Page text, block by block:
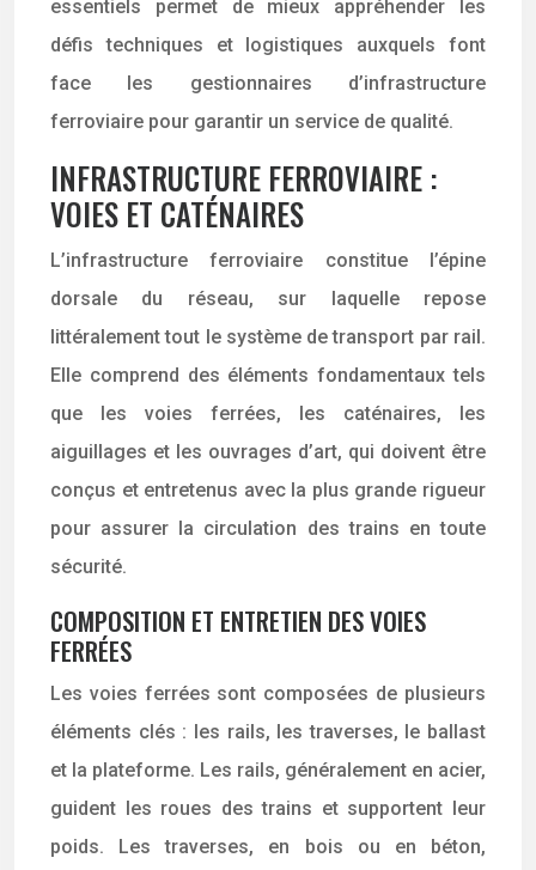
essentiels permet de mieux appréhender les
défis techniques et logistiques auxquels font
face les gestionnaires d’infrastructure
ferroviaire pour garantir un service de qualité.
INFRASTRUCTURE FERROVIAIRE :
VOIES ET CATÉNAIRES
L’infrastructure ferroviaire constitue l’épine
dorsale du réseau, sur laquelle repose
littéralement tout le système de transport par rail.
Elle comprend des éléments fondamentaux tels
que les voies ferrées, les caténaires, les
aiguillages et les ouvrages d’art, qui doivent être
conçus et entretenus avec la plus grande rigueur
pour assurer la circulation des trains en toute
sécurité.
COMPOSITION ET ENTRETIEN DES VOIES
FERRÉES
Les voies ferrées sont composées de plusieurs
éléments clés : les rails, les traverses, le ballast
et la plateforme. Les rails, généralement en acier,
guident les roues des trains et supportent leur
poids. Les traverses, en bois ou en béton,